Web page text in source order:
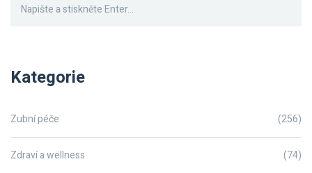
Kategorie
Zubní péče (256)
Zdraví a wellness (74)